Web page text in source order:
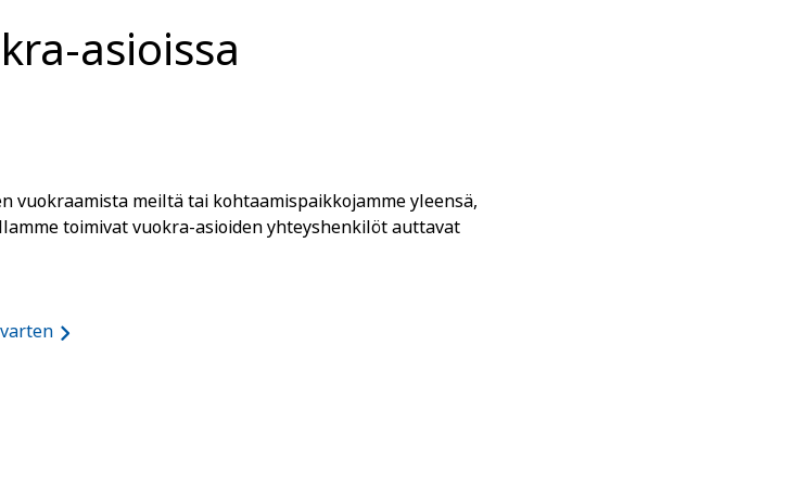
asioissa
vuokraamista meiltä tai kohtaamispaikkojamme yleensä,
toimivat vuokra-asioiden yhteyshenkilöt auttavat